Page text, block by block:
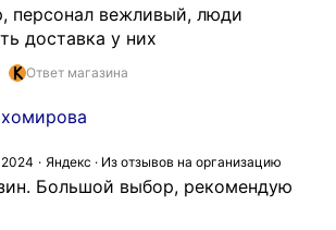
персонал вежливый, люди
доставка у них
Ответ магазина
Яндекс · Из отзывов на организацию
Большой выбор, рекомендую